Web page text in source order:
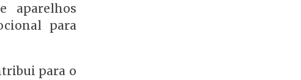
aparelhos
para
para o